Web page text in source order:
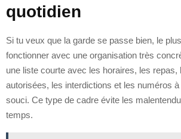
quotidien
Si tu veux que la garde se passe bien, le
fonctionner avec une organisation très
une liste courte avec les horaires, les repas,
autorisées, les interdictions et les numéros
souci. Ce type de cadre évite les
temps.